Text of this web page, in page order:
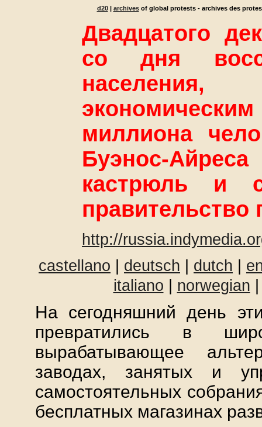
d20| archivesof global protests - archives des
Двадцатого
со дня
миллиона
Буэнос-
кастрюль и
правительство
http://
castellano | deutsch | dutch |
italiano | norwegian
На сегодняшний день
превратились в
вырабатывающее
заводах, занятых и
самостоятельных
бесплатных магазинах